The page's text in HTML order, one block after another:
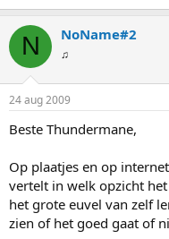
N NoName#2
♫
24 aug 2009
Beste Thundermane,
Op plaatjes en op
vertelt in welk opzicht
het grote euvel van zelf
zien of het goed gaat of